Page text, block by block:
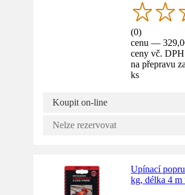
(0)
cenu —
ceny vč.
na přepravu
ks
Koupit on-line
Nelze rezervovat
Upínací
kg, délka 4 m